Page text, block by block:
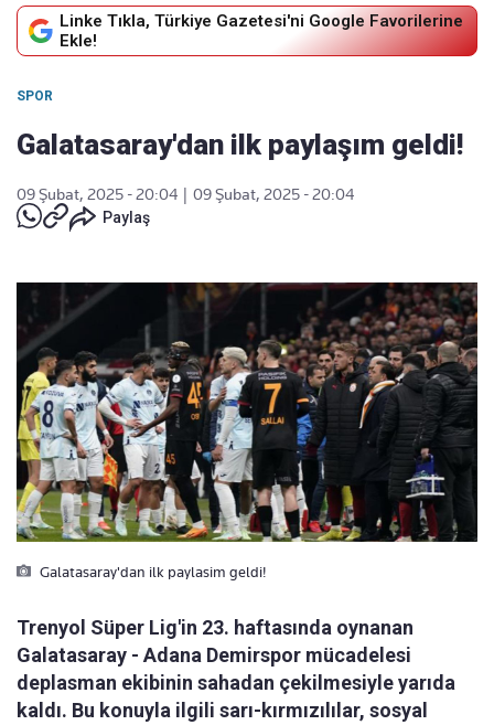
Linke Tıkla, Türkiye Gazetesi'ni Google Favorilerine
Ekle!
SPOR
Galatasaray'dan ilk paylaşım geldi!
09 Şubat, 2025 - 20:04
09 Şubat, 2025 - 20:04
Paylaş
Galatasaray'dan ilk paylasim geldi!
Trenyol Süper Lig'in 23. haftasında oynanan
Galatasaray - Adana Demirspor mücadelesi
deplasman ekibinin sahadan çekilmesiyle yarıda
kaldı. Bu konuyla ilgili sarı-kırmızılılar, sosyal